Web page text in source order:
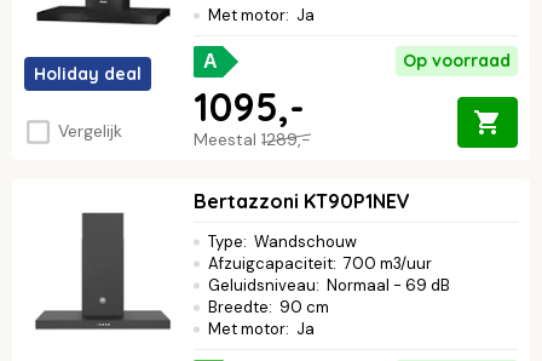
Holiday deal
Vergelijk
Met motor: Ja
A Op voorraad
Meestal 1289,-
1095,-
Bertazzoni KT90P1NEV
Type: Wandschouw
Afzuigcapaciteit: 700 m3/uur
Geluidsniveau: Normaal - 69 dB
Breedte: 90 cm
Met motor: Ja